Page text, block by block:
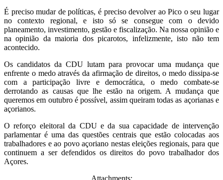
É preciso mudar de políticas, é preciso devolver ao Pico o seu lugar
no contexto regional, e isto só se consegue com o devido
planeamento, investimento, gestão e fiscalização. Na nossa opinião e
na opinião da maioria dos picarotos, infelizmente, isto não tem
acontecido.
Os candidatos da CDU lutam para provocar uma mudança que
enfrente o medo através da afirmação de direitos, o medo dissipa-se
com a participação livre e democrática, o medo combate-se
derrotando as causas que lhe estão na origem. A mudança que
queremos em outubro é possível, assim queiram todas as açorianas e
açorianos.
O reforço eleitoral da CDU e da sua capacidade de intervenção
parlamentar é uma das questões centrais que estão colocadas aos
trabalhadores e ao povo açoriano nestas eleições regionais, para que
continuem a ser defendidos os direitos do povo trabalhador dos
Açores.